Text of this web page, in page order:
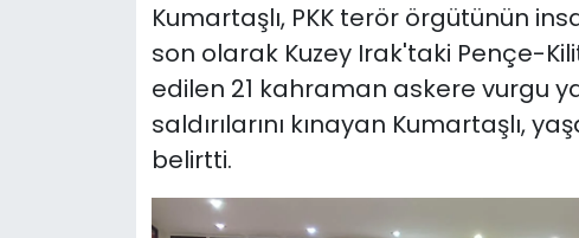
Kumartaşlı, PKK terör örgütünün
son olarak Kuzey Irak'taki Pençe-
edilen 21 kahraman askere vurgu
saldırılarını kınayan Kumartaşlı,
belirtti.